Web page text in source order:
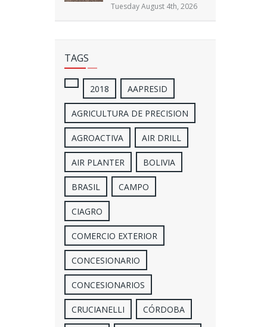
Tuesday August 4th, 2026
TAGS
2018 AAPRESID
AGRICULTURA DE PRECISION
AGROACTIVA AIR DRILL
AIR PLANTER BOLIVIA
BRASIL CAMPO
CIAGRO
COMERCIO EXTERIOR
CONCESIONARIO
CONCESIONARIOS
CRUCIANELLI CÓRDOBA